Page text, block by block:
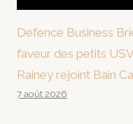
Defence Business
faveur des petits
Rainey rejoint Bain
7 août 2026